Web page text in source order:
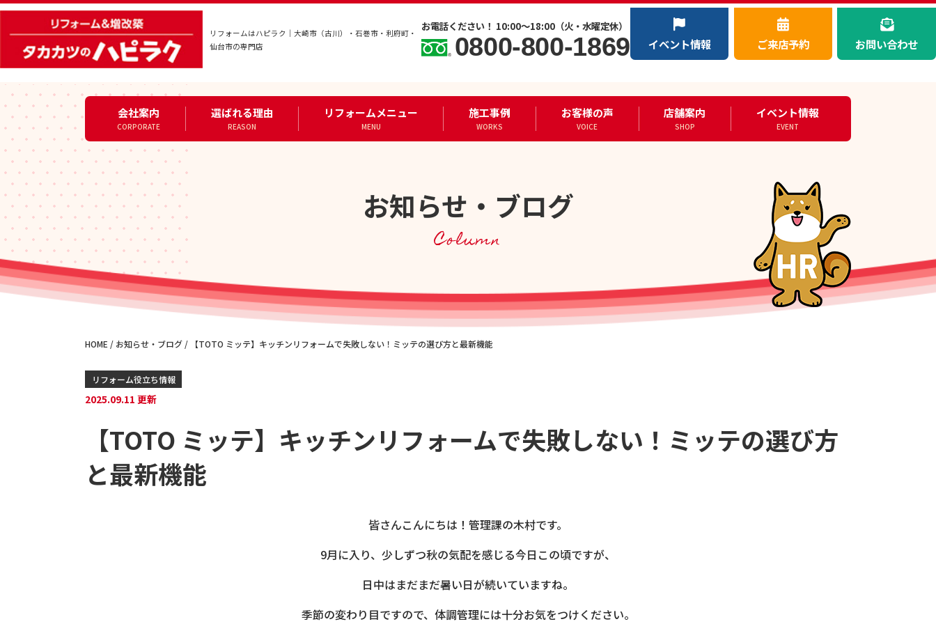
リフォームはハピラク｜大崎市（古川）・石巻市・利府町・
仙台市の専門店
お電話ください！ 10:00～18:00（火・水曜定休）
0800-800-1869 イベント情報 ご来店予約 お問い合わせ
会社案内
CORPORATE
選ばれる理由
REASON
リフォームメニュー
MENU
施工事例
WORKS
お客様の声
VOICE
店舗案内
SHOP
イベント情報
EVENT
お知らせ・ブログ
Column
HOME / お知らせ・ブログ / 【TOTO ミッテ】キッチンリフォームで失敗しない！ミッテの選び方と最新機能
リフォーム役立ち情報
2025.09.11 更新
【TOTO ミッテ】キッチンリフォームで失敗しない！ミッテの選び方
と最新機能
皆さんこんにちは！管理課の木村です。
9月に入り、少しずつ秋の気配を感じる今日この頃ですが、
日中はまだまだ暑い日が続いていますね。
季節の変わり目ですので、体調管理には十分お気をつけください。